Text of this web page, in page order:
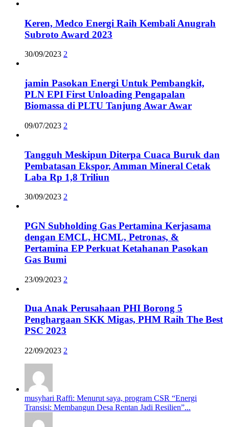
Keren, Medco Energi Raih Kembali Anugrah
Subroto Award 2023
30/09/2023 2
jamin Pasokan Energi Untuk Pembangkit,
PLN EPI First Unloading Pengapalan
Biomassa di PLTU Tanjung Awar Awar
09/07/2023 2
Tangguh Meskipun Diterpa Cuaca Buruk dan
Pembatasan Ekspor, Amman Mineral Cetak
Laba Rp 1,8 Triliun
30/09/2023 2
PGN Subholding Gas Pertamina Kerjasama
dengan EMCL, HCML, Petronas, &
Pertamina EP Perkuat Ketahanan Pasokan
Gas Bumi
23/09/2023 2
Dua Anak Perusahaan PHI Borong 5
Penghargaan SKK Migas, PHM Raih The Best
PSC 2023
22/09/2023 2
musyhari Raffi: Menurut saya, program CSR “Energi
Transisi: Membangun Desa Rentan Jadi Resilien”...